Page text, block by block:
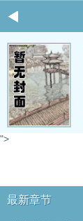
">
最新章节